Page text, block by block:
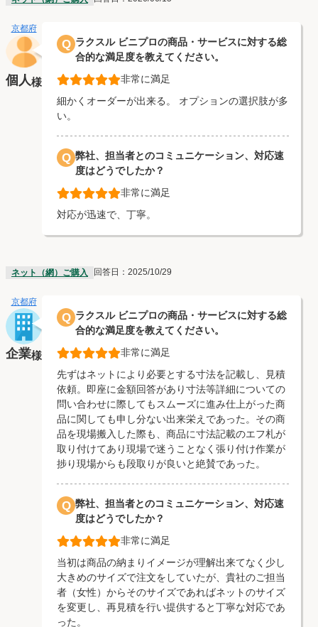
京都府
個人様
Q ラクスル ビニプロの商品・サービスに対する総
合的な満足度を教えてください。
非常に満足
細かくオーダーが出来る。 オプションの選択肢が多
い。
Q 弊社、担当者とのコミュニケーション、対応速
度はどうでしたか？
非常に満足
対応が迅速で、丁寧。
ネット（網）ご購入 回答日：2025/10/29
京都府
企業様
Q ラクスル ビニプロの商品・サービスに対する総
合的な満足度を教えてください。
非常に満足
先ずはネットにより必要とする寸法を記載し、見積
依頼。即座に金額回答があり寸法等詳細についての
問い合わせに際してもスムーズに進み仕上がった商
品に関しても申し分ない出来栄えであった。その商
品を現場搬入した際も、商品に寸法記載のエフ札が
取り付けてあり現場で迷うことなく張り付け作業が
捗り現場からも段取りが良いと絶賛であった。
Q 弊社、担当者とのコミュニケーション、対応速
度はどうでしたか？
非常に満足
当初は商品の納まりイメージが理解出来てなく少し
大きめのサイズで注文をしていたが、貴社のご担当
者（女性）からそのサイズであればネットのサイズ
を変更し、再見積を行い提供すると丁寧な対応であ
った。